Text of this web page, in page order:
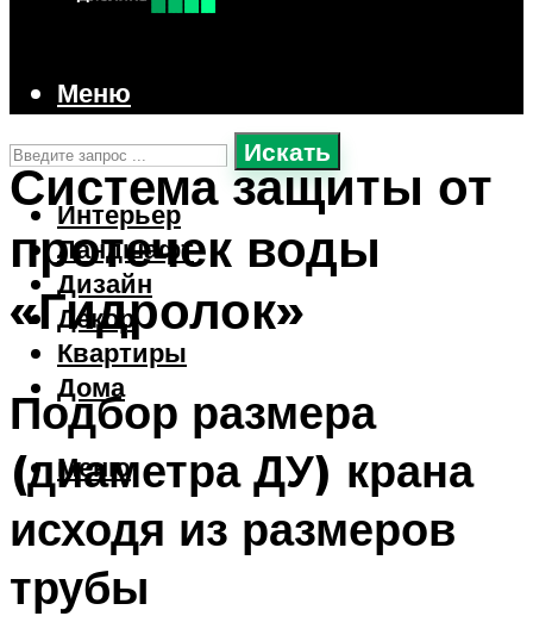
Искать
Интерьер
Ландшафт
Дизайн
Декор
Квартиры
Дома
Меню
Меню
Система защиты от
протечек воды
«Гидролок»
Подбор размера
(диаметра ДУ) крана
исходя из размеров
трубы